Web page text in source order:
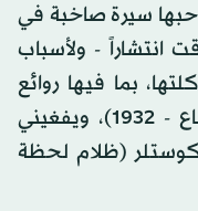
سيرة صاخبة في
انتشاراً - ولأسباب
بما فيها روائع
ألدوس هكسلي (عالم جديد شجاع - 1932)، ويفغيني
وحتى آرثر كوستلر (ظلام لحظة